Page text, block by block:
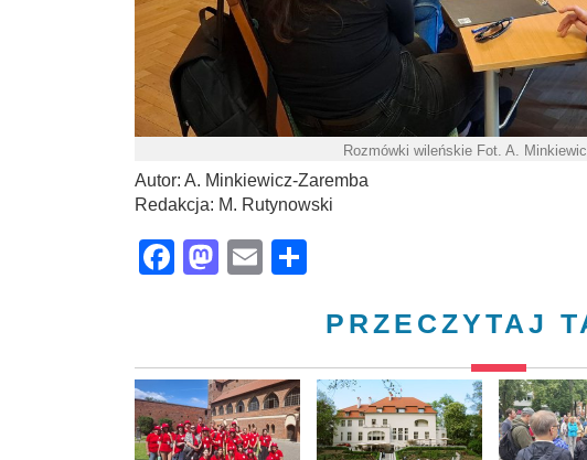
Rozmówki wileńskie Fot. A.
Autor: A. Minkiewicz-Zaremba
Redakcja: M. Rutynowski
Facebook
Mastodon
Email
PRZECZYTAJ